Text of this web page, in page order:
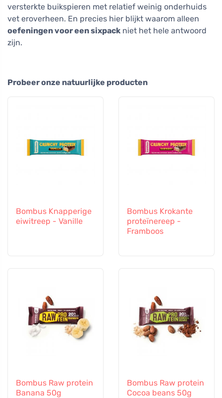
versterkte buikspieren met relatief weinig onderhuids
vet eroverheen. En precies hier blijkt waarom alleen
oefeningen voor een sixpack niet het hele antwoord
zijn.
Probeer onze natuurlijke producten
Bombus Knapperige
eiwitreep - Vanille
Bombus Krokante
proteïnereep -
Framboos
Bombus Raw protein
Banana 50g
Bombus Raw protein
Cocoa beans 50g